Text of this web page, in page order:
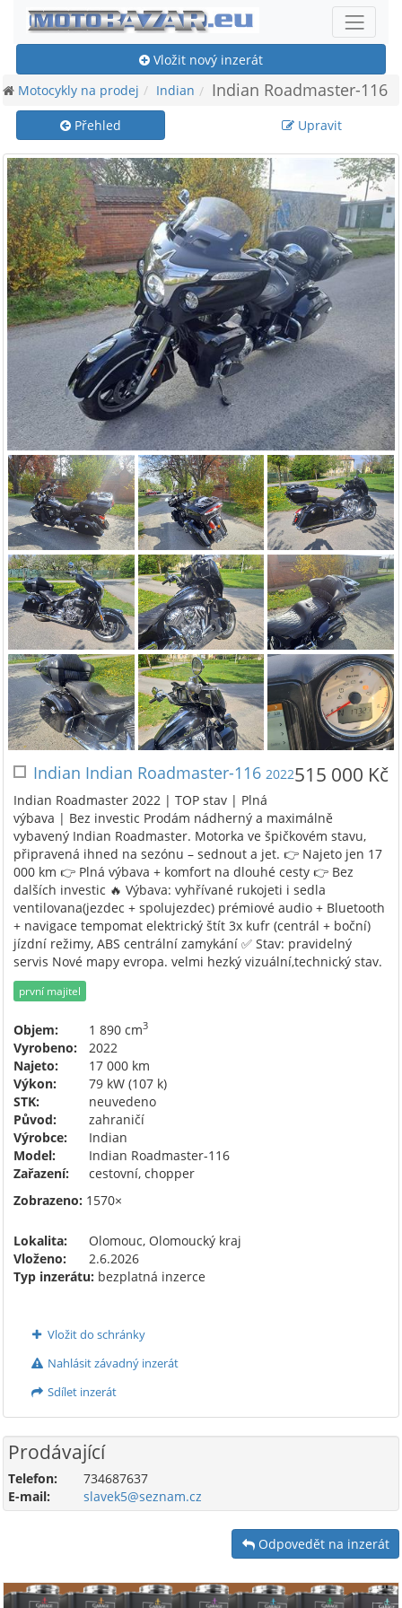
Vložit nový inzerát
Motocykly na prodej
Indian Indian Roadmaster-116
Přehled Upravit
515 000 Kč
Indian Indian Roadmaster-116 2022
Indian Roadmaster 2022 | TOP stav | Plná
výbava | Bez investic Prodám nádherný a maximálně
vybavený Indian Roadmaster. Motorka ve špičkovém stavu,
připravená ihned na sezónu – sednout a jet. 👉 Najeto jen 17
000 km 👉 Plná výbava + komfort na dlouhé cesty 👉 Bez
dalších investic 🔥 Výbava: vyhřívané rukojeti i sedla
ventilovana(jezdec + spolujezdec) prémiové audio + Bluetooth
+ navigace tempomat elektrický štít 3x kufr (centrál + boční)
jízdní režimy, ABS centrální zamykání ✅ Stav: pravidelný
servis Nové mapy evropa. velmi hezký vizuální,technický stav.
první majitel
Objem: 1 890 cm3
Vyrobeno:
2022
Najeto:
17 000 km
Výkon:
79 kW (107 k)
STK:
neuvedeno
Původ:
zahraničí
Výrobce:
Indian
Model:
Indian Roadmaster-116
Zařazení:
cestovní, chopper
Zobrazeno: 1570×
Lokalita:
Olomouc, Olomoucký kraj
Vloženo:
2.6.2026
Typ inzerátu: bezplatná inzerce
Vložit do schránky
Nahlásit závadný inzerát
Sdílet inzerát
Prodávající
Telefon:
734687637
E-mail:
slavek5@seznam.cz
Odpovedět na inzerát